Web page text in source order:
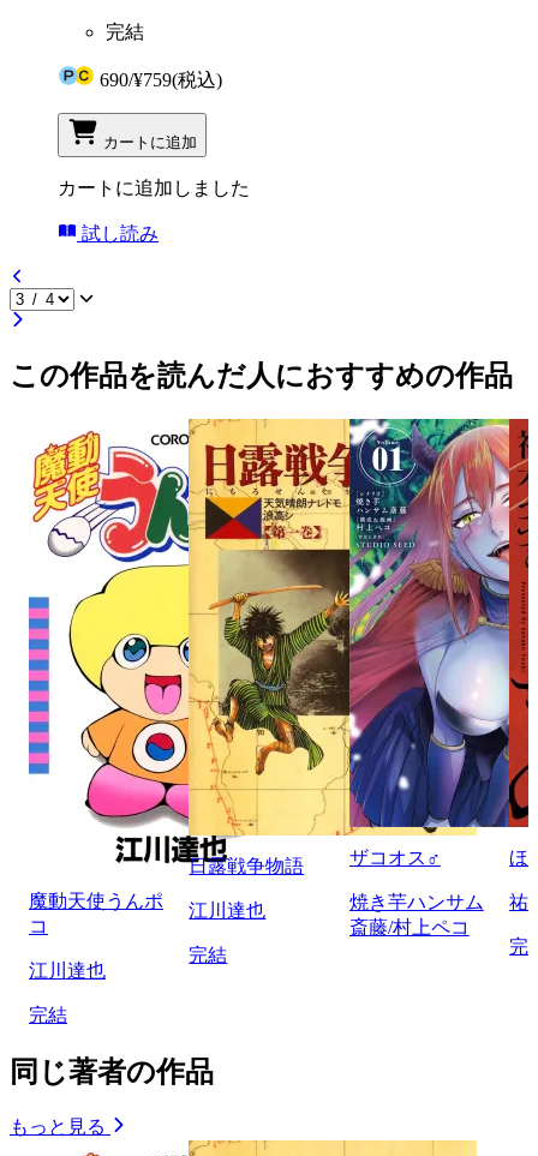
完結
690/¥759(税込)
カートに追加
カートに追加しました
試し読み
この作品を読んだ人におすすめの作品
魔動天使うんポ
コ
江川達也
完結
日露戦争物語
江川達也
完結
ザコオス♂
焼き芋ハンサム
斎藤/村上ペコ
ほ
祐
完
同じ著者の作品
もっと見る